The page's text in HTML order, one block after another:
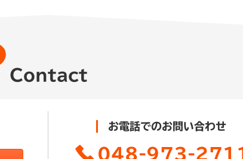
Contact
お電話でのお問い合わせ
048-973-2711